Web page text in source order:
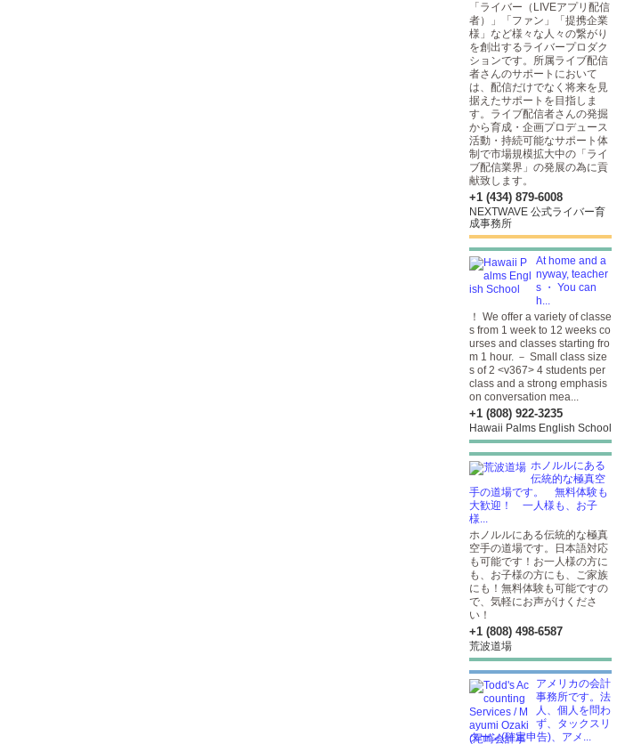
「ライバー（LIVEアプリ配信
者）」「ファン」「提携企業
様」など様々な人々の繋がり
を創出するライバープロダク
ションです。所属ライブ配信
者さんのサポートにおいて
は、配信だけでなく将来を見
据えたサポートを目指しま
す。ライブ配信者さんの発掘
から育成・企画プロデュース
活動・持続可能なサポート体
制で市場規模拡大中の「ライ
ブ配信業界」の発展の為に貢
献致します。
+1 (434) 879-6008
NEXTWAVE 公式ライバー育
成事務所
At home and a
nyway, teacher
s ・ You can
h...
！ We offer a variety of classe
s from 1 week to 12 weeks co
urses and classes starting fro
m 1 hour. － Small class size
s of 2 <v367> 4 students per
class and a strong emphasis
on conversation mea...
+1 (808) 922-3235
Hawaii Palms English School
ホノルルにある
伝統的な極真空
手の道場です。 無料体験も
大歓迎！ 一人様も、お子
様...
ホノルルにある伝統的な極真
空手の道場です。日本語対応
も可能です！お一人様の方に
も、お子様の方にも、ご家族
にも！無料体験も可能ですの
で、気軽にお声がけくださ
い！
+1 (808) 498-6587
荒波道場
アメリカの会計
事務所です。法
人、個人を問わ
ず、タックスリ
ターン(確定申告)、アメ...